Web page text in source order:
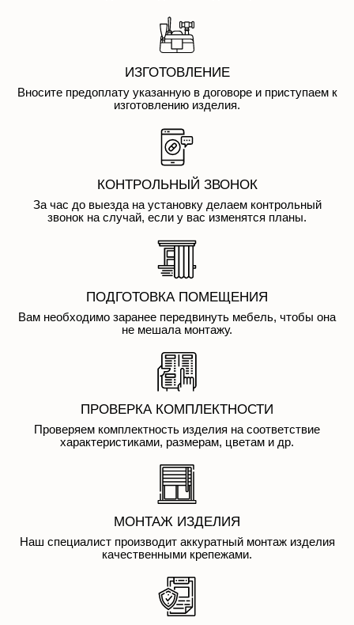
ИЗГОТОВЛЕНИЕ
Вносите предоплату указанную в договоре и приступаем к
изготовлению изделия.
КОНТРОЛЬНЫЙ ЗВОНОК
За час до выезда на установку делаем контрольный
звонок на случай, если у вас изменятся планы.
ПОДГОТОВКА ПОМЕЩЕНИЯ
Вам необходимо заранее передвинуть мебель, чтобы она
не мешала монтажу.
ПРОВЕРКА КОМПЛЕКТНОСТИ
Проверяем комплектность изделия на соответствие
характеристиками, размерам, цветам и др.
МОНТАЖ ИЗДЕЛИЯ
Наш специалист производит аккуратный монтаж изделия
качественными крепежами.